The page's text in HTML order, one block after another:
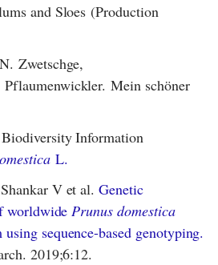
and Sloes (Production
Zwetschge,
Pflaumenwickler. Mein schöner
Information
L.
V et al.Genetic
worldwide Prunus domestica
sequence-based genotyping.
2019;6:12.